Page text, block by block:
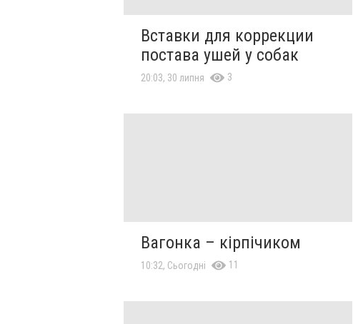
Вставки для коррекции
постава ушей у собак
20:03, 30 липня 3
Вагонка – кірпічиком
10:32, Сьогодні 11